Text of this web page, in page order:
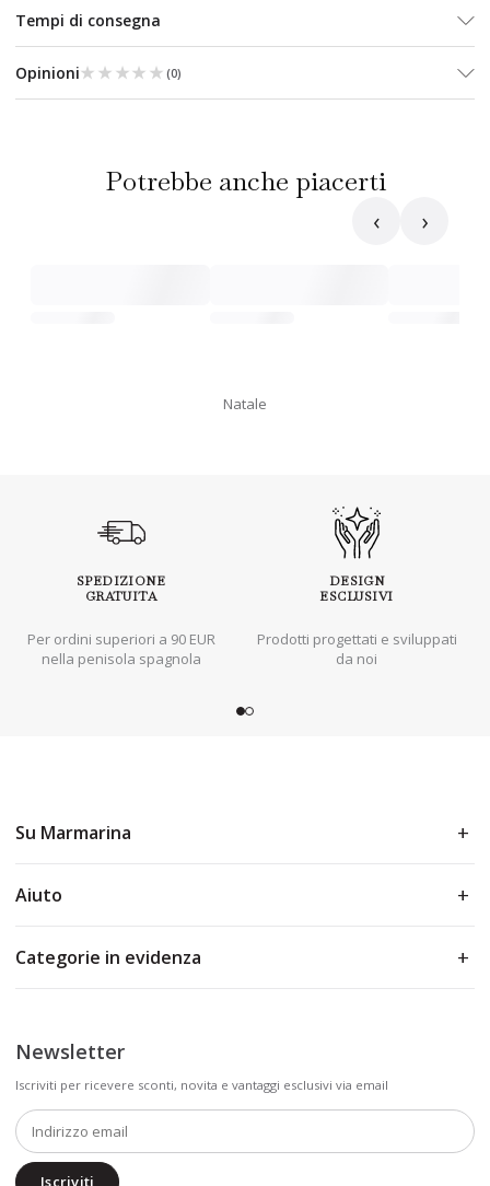
Tempi di consegna
Opinioni★★★★★
★★★★★ (0)
Potrebbe anche piacerti
‹ ›
Natale
SPEDIZIONE
GRATUITA
Per ordini superiori a 90 EUR
nella penisola spagnola
DESIGN
ESCLUSIVI
Prodotti progettati e sviluppati
da noi
Su Marmarina
Aiuto
Categorie in evidenza
Newsletter
Iscriviti per ricevere sconti, novita e vantaggi esclusivi via email
Iscriviti